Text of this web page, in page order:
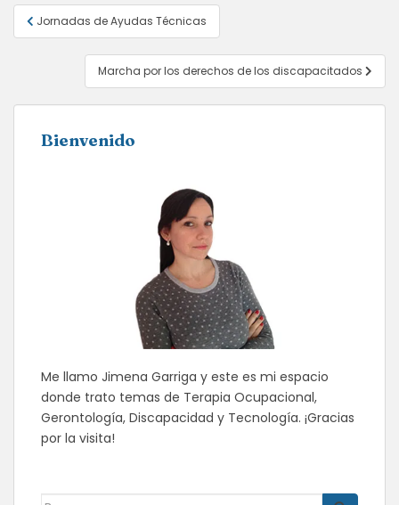
Navegación
de
entradas
Jornadas de Ayudas Técnicas
Marcha por los derechos de los discapacitados
Bienvenido
Me llamo Jimena Garriga y este es mi espacio
donde trato temas de Terapia Ocupacional,
Gerontología, Discapacidad y Tecnología. ¡Gracias
por la visita!